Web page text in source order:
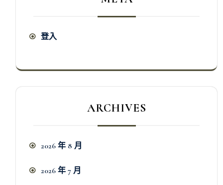
登入
ARCHIVES
2026 年 8 月
2026 年 7 月